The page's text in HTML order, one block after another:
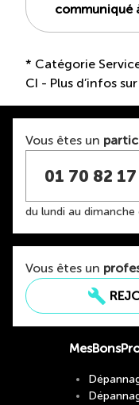
communiqué
* Catégorie
CI - Plus d’infos sur
Vous êtes un
01 70 82
du lundi au
Vous êtes un
build